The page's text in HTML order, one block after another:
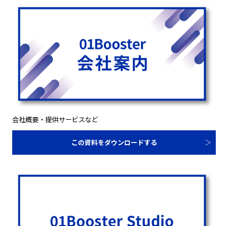
会社概要・提供サービスなど
この資料をダウンロードする